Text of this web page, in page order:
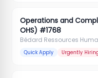
Operations and
OHS) #1768
Bédard Ressources
Quick Apply Urgently